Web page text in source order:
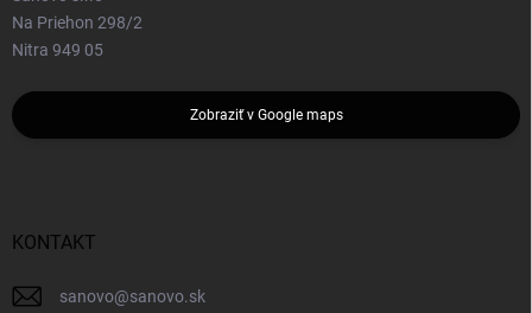
Na Priehon 298/2
Nitra 949 05
Zobraziť v Google maps
KONTAKT
sanovo@sanovo.sk